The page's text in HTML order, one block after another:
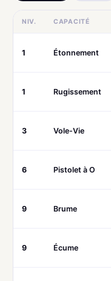
NIV. CAPACITÉ
1 Étonnement
1 Rugissement
3 Vole-Vie
6 Pistolet à O
9 Brume
9 Écume